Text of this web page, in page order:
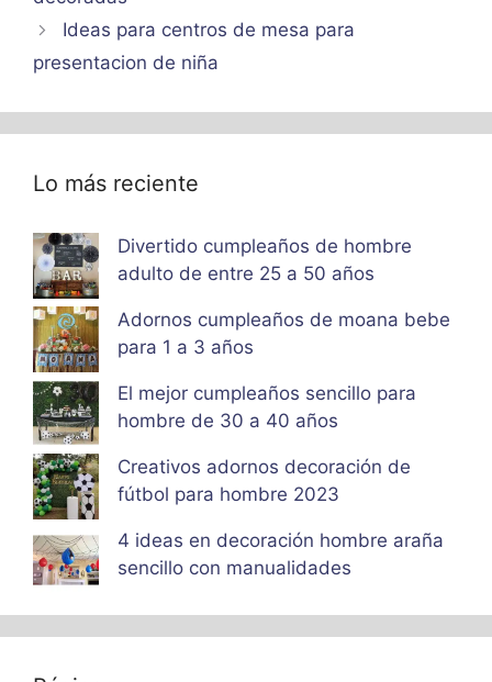
Ideas para centros de mesa para
presentacion de niña
Lo más reciente
Divertido cumpleaños de hombre
adulto de entre 25 a 50 años
Adornos cumpleaños de moana bebe
para 1 a 3 años
El mejor cumpleaños sencillo para
hombre de 30 a 40 años
Creativos adornos decoración de
fútbol para hombre 2023
4 ideas en decoración hombre araña
sencillo con manualidades